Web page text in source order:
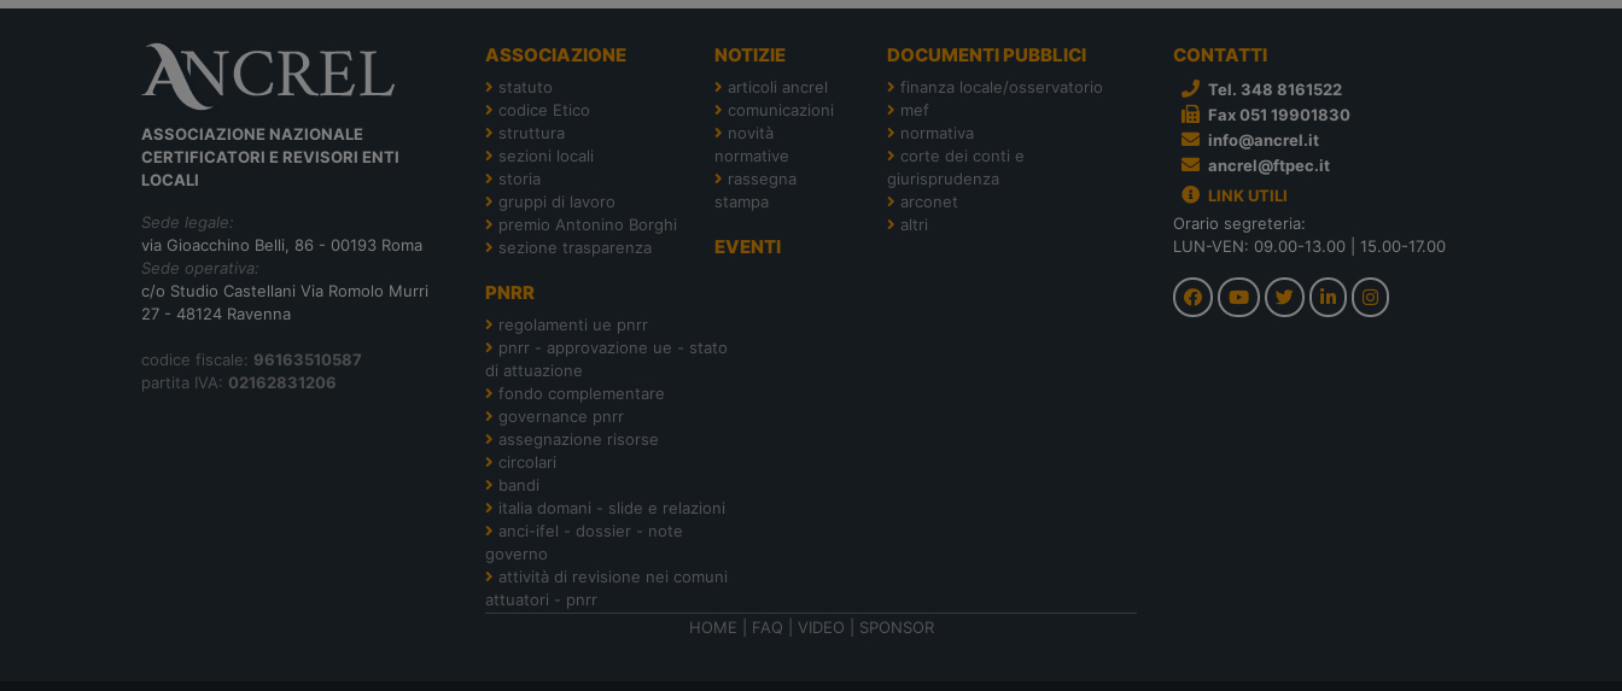
ASSOCIAZIONE NAZIONALE
CERTIFICATORI E REVISORI ENTI
LOCALI
Sede legale:
via Gioacchino Belli, 86 - 00193 Roma
Sede operativa:
c/o Studio Castellani Via Romolo Murri
27 - 48124 Ravenna
codice fiscale: 96163510587
partita IVA: 02162831206
ASSOCIAZIONE
statuto
codice Etico
struttura
sezioni locali
storia
gruppi di lavoro
premio Antonino Borghi
sezione trasparenza
NOTIZIE
articoli ancrel
comunicazioni
novità
normative
rassegna
stampa
EVENTI
DOCUMENTI PUBBLICI
finanza locale/osservatorio
mef
normativa
corte dei conti e
giurisprudenza
arconet
altri
PNRR
regolamenti ue pnrr
pnrr - approvazione ue - stato
di attuazione
fondo complementare
governance pnrr
assegnazione risorse
circolari
bandi
italia domani - slide e relazioni
anci-ifel - dossier - note
governo
attività di revisione nei comuni
attuatori - pnrr
HOME
FAQ VIDEO SPONSOR
CONTATTI
Tel. 348 8161522
Fax 051 19901830
info@ancrel.it
ancrel@ftpec.it
LINK UTILI
Orario segreteria:
LUN-VEN: 09.00-13.00 | 15.00-17.00